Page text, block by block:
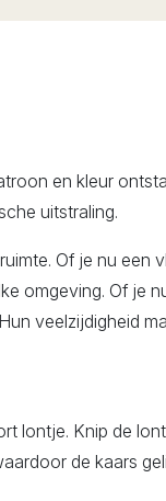
en kleur
uitstraling.
Of je nu een
omgeving. Of je
veelzijdigheid
lontje. Knip de
de kaars